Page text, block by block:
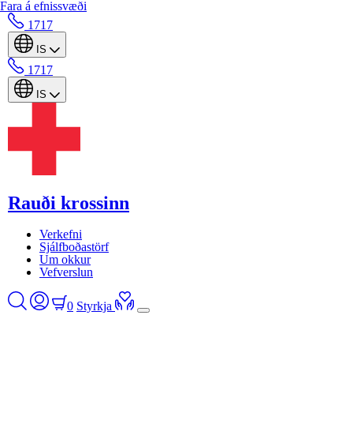
Fara á efnissvæði
1717
IS
1717
IS
Rauði krossinn
Verkefni
Sjálfboðastörf
Um okkur
Vefverslun
0 Styrkja